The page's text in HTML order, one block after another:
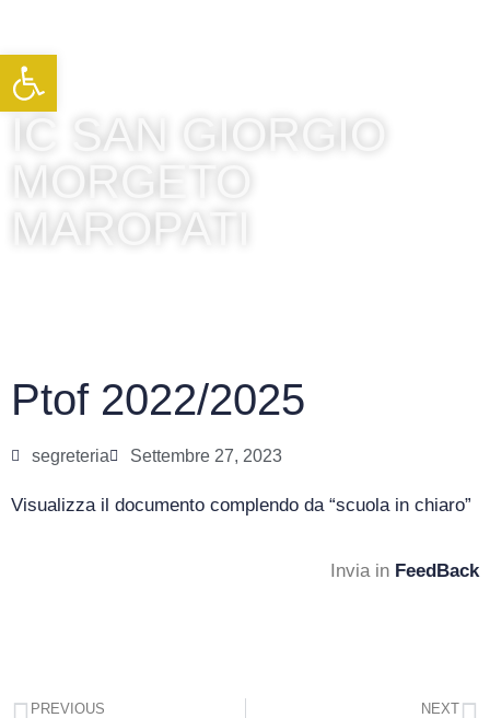
IC SAN GIORGIO
MORGETO
MAROPATI
Ptof 2022/2025
segreteria Settembre 27, 2023
Visualizza il documento complendo da “scuola in chiaro”
Invia in FeedBack
PREVIOUS NEXT
Apri la barra degli strumenti